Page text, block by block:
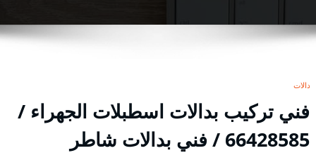
بدالات
فني تركيب بدالات اسطبلات الجهراء /
66428585 / فني بدالات شاطر